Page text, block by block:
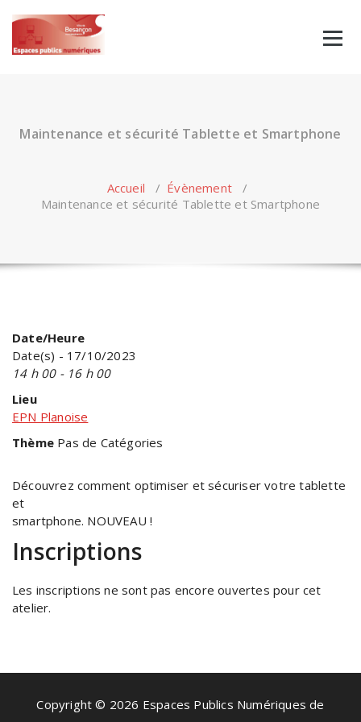
content
Maintenance et sécurité Tablette et Smartphone
Accueil / Évènement /
Maintenance et sécurité Tablette et Smartphone
Date/Heure
Date(s) - 17/10/2023
14 h 00 - 16 h 00
Lieu
EPN Planoise
Thème Pas de Catégories
Découvrez comment optimiser et sécuriser votre tablette
et
smartphone. NOUVEAU !
Inscriptions
Les inscriptions ne sont pas encore ouvertes pour cet
atelier.
Copyright © 2026 Espaces Publics Numériques de